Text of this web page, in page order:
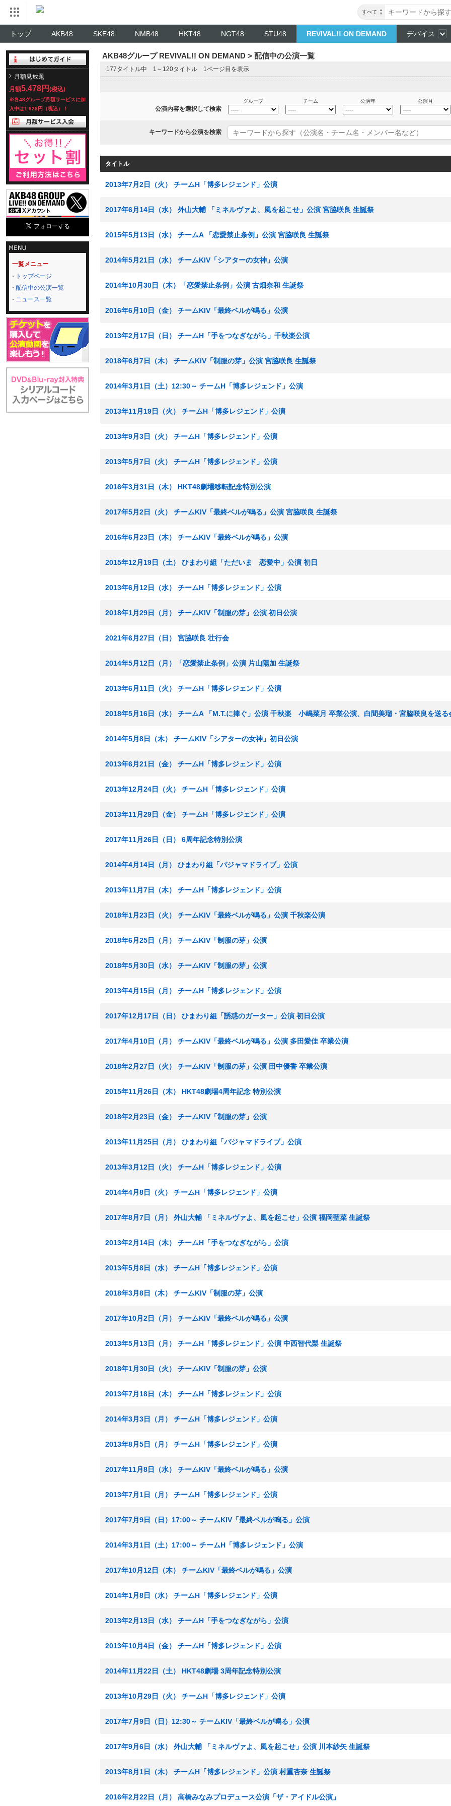
すべて
トップ AKB48 SKE48 NMB48 HKT48 NGT48 STU48 REVIVAL!! ON DEMAND デバイス
月額見放題
月額5,478円 (税込)
※各48グループ月額サービスに加
入中は1,628円（税込）！
一覧メニュー
トップページ
配信中の公演一覧
ニュース一覧
AKB48グループ REVIVAL!! ON DEMAND > 配信中の公演一覧
177タイトル中 1～120タイトル 1ページ目を表示
公演内容を選択して検索
グループ チーム 公演年 公演月
キーワードから公演を検索
タイトル
2013年7月2日（火） チームH「博多レジェンド」公演
2017年6月14日（水） 外山大輔 「ミネルヴァよ、風を起こせ」公演 宮脇咲良 生誕祭
2015年5月13日（水） チームA 「恋愛禁止条例」公演 宮脇咲良 生誕祭
2014年5月21日（水） チームKIV「シアターの女神」公演
2014年10月30日（木）「恋愛禁止条例」公演 古畑奈和 生誕祭
2016年6月10日（金） チームKIV「最終ベルが鳴る」公演
2013年2月17日（日） チームH「手をつなぎながら」千秋楽公演
2018年6月7日（木） チームKIV「制服の芽」公演 宮脇咲良 生誕祭
2014年3月1日（土）12:30～ チームH「博多レジェンド」公演
2013年11月19日（火） チームH「博多レジェンド」公演
2013年9月3日（火） チームH「博多レジェンド」公演
2013年5月7日（火） チームH「博多レジェンド」公演
2016年3月31日（木） HKT48劇場移転記念特別公演
2017年5月2日（火） チームKIV「最終ベルが鳴る」公演 宮脇咲良 生誕祭
2016年6月23日（木） チームKIV「最終ベルが鳴る」公演
2015年12月19日（土） ひまわり組「ただいま 恋愛中」公演 初日
2013年6月12日（水） チームH「博多レジェンド」公演
2018年1月29日（月） チームKIV「制服の芽」公演 初日公演
2021年6月27日（日） 宮脇咲良 壮行会
2014年5月12日（月）「恋愛禁止条例」公演 片山陽加 生誕祭
2013年6月11日（火） チームH「博多レジェンド」公演
2018年5月16日（水） チームA 「M.T.に捧ぐ」公演 千秋楽 小嶋菜月 卒業公演、白間美瑠・宮脇咲良を送る
2014年5月8日（木） チームKIV「シアターの女神」初日公演
2013年6月21日（金） チームH「博多レジェンド」公演
2013年12月24日（火） チームH「博多レジェンド」公演
2013年11月29日（金） チームH「博多レジェンド」公演
2017年11月26日（日） 6周年記念特別公演
2014年4月14日（月） ひまわり組「パジャマドライブ」公演
2013年11月7日（木） チームH「博多レジェンド」公演
2018年1月23日（火） チームKIV「最終ベルが鳴る」公演 千秋楽公演
2018年6月25日（月） チームKIV「制服の芽」公演
2018年5月30日（水） チームKIV「制服の芽」公演
2013年4月15日（月） チームH「博多レジェンド」公演
2017年12月17日（日） ひまわり組「誘惑のガーター」公演 初日公演
2017年4月10日（月） チームKIV「最終ベルが鳴る」公演 多田愛佳 卒業公演
2018年2月27日（火） チームKIV「制服の芽」公演 田中優香 卒業公演
2015年11月26日（木） HKT48劇場4周年記念 特別公演
2018年2月23日（金） チームKIV「制服の芽」公演
2013年11月25日（月） ひまわり組「パジャマドライブ」公演
2013年3月12日（火） チームH「博多レジェンド」公演
2014年4月8日（火） チームH「博多レジェンド」公演
2017年8月7日（月） 外山大輔 「ミネルヴァよ、風を起こせ」公演 福岡聖菜 生誕祭
2013年2月14日（木） チームH「手をつなぎながら」公演
2013年5月8日（水） チームH「博多レジェンド」公演
2018年3月8日（木） チームKIV「制服の芽」公演
2017年10月2日（月） チームKIV「最終ベルが鳴る」公演
2013年5月13日（月） チームH「博多レジェンド」公演 中西智代梨 生誕祭
2018年1月30日（火） チームKIV「制服の芽」公演
2013年7月18日（木） チームH「博多レジェンド」公演
2014年3月3日（月） チームH「博多レジェンド」公演
2013年8月5日（月） チームH「博多レジェンド」公演
2017年11月8日（水） チームKIV「最終ベルが鳴る」公演
2013年7月1日（月） チームH「博多レジェンド」公演
2017年7月9日（日）17:00～ チームKIV「最終ベルが鳴る」公演
2014年3月1日（土）17:00～ チームH「博多レジェンド」公演
2017年10月12日（木） チームKIV「最終ベルが鳴る」公演
2014年1月8日（水） チームH「博多レジェンド」公演
2013年2月13日（水） チームH「手をつなぎながら」公演
2013年10月4日（金） チームH「博多レジェンド」公演
2014年11月22日（土） HKT48劇場 3周年記念特別公演
2013年10月29日（火） チームH「博多レジェンド」公演
2017年7月9日（日）12:30～ チームKIV「最終ベルが鳴る」公演
2017年9月6日（水） 外山大輔 「ミネルヴァよ、風を起こせ」公演 川本紗矢 生誕祭
2013年8月1日（木） チームH「博多レジェンド」公演 村重杏奈 生誕祭
2016年2月22日（月） 高橋みなみプロデュース公演「ザ・アイドル公演」